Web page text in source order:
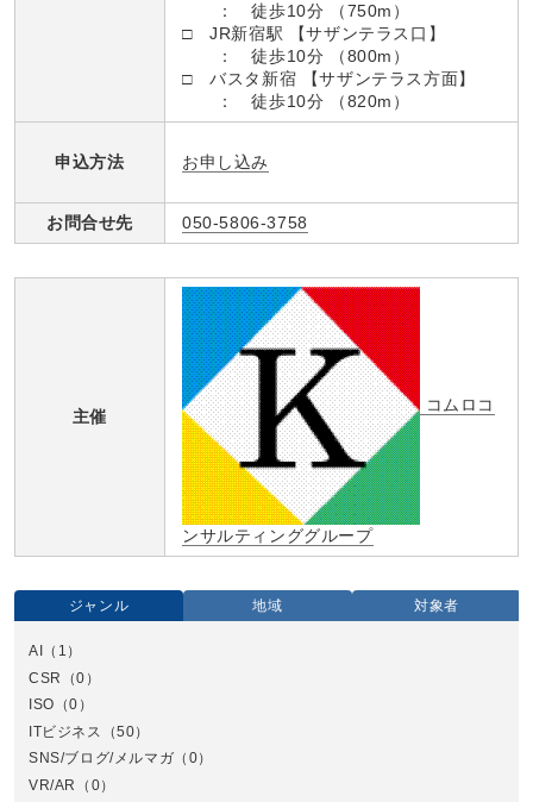
： 徒歩10分 （750m）
□ JR新宿駅 【サザンテラス口】
： 徒歩10分 （800m）
□ バスタ新宿 【サザンテラス方面】
： 徒歩10分 （820m）
申込方法 お申し込み
お問合せ先 050-5806-3758
主催
コムロコ
ンサルティンググループ
ジャンル 地域 対象者
AI
（1）
CSR
（0）
ISO （0）
ITビジネス
（50）
SNS/ブログ/メルマガ （0）
VR/AR
（0）